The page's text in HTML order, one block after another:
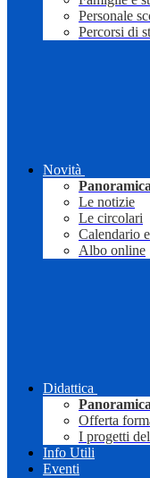
Personale
Percorsi di
Novità
Panoramica
Le notizie
Le circolari
Calendario
Albo online
Didattica
Panoramica
Offerta
I progetti
Info Utili
Eventi